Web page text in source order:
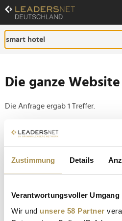
Zustimmung Details
Verantwortungsvoller Umgang
Wir und unsere 58 Partner
Zum
Inhalt
Zur
Fußzeilen-
Navigation
Die ganze
Die Anfrage ergab 1 Treffer.
Tipp
Setzen Sie die gesuchten
Anführungszeichen: zb
In China entsteht das erste
betriebene Hotel